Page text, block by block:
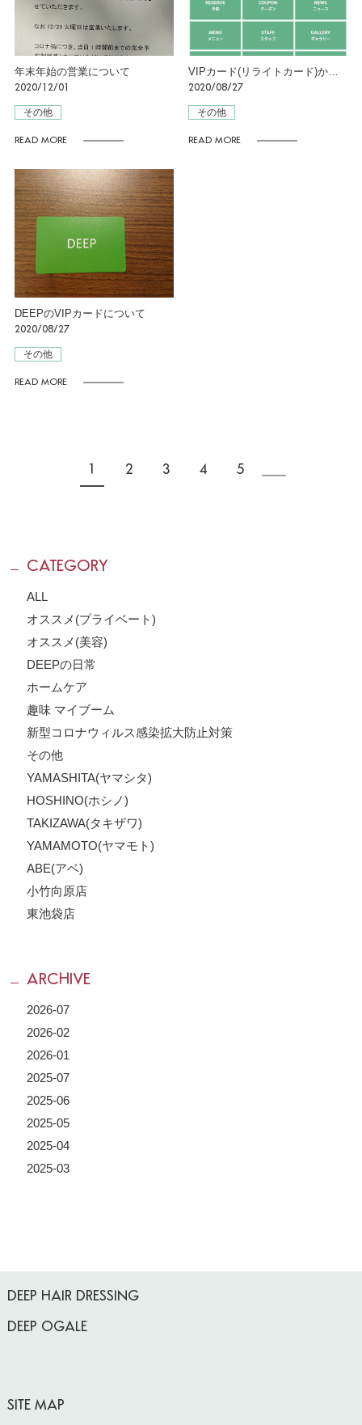
年末年始の営業について
2020/12/01
その他
READ MORE
VIPカード(リライトカード)からアプリ変更のお客様へ 500ポイントプレゼント！
2020/08/27
その他
READ MORE
DEEPのVIPカードについて
2020/08/27
その他
READ MORE
1 2 3 4 5
CATEGORY
ALL
オススメ(プライベート)
オススメ(美容)
DEEPの日常
ホームケア
趣味 マイブーム
新型コロナウィルス感染拡大防止対策
その他
YAMASHITA(ヤマシタ)
HOSHINO(ホシノ)
TAKIZAWA(タキザワ)
YAMAMOTO(ヤマモト)
ABE(アベ)
小竹向原店
東池袋店
ARCHIVE
2026-07
2026-02
2026-01
2025-07
2025-06
2025-05
2025-04
2025-03
DEEP HAIR DRESSING
DEEP OGALE
SITE MAP